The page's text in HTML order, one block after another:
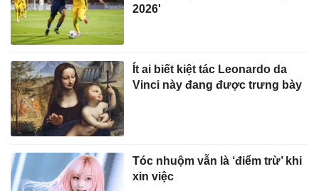
2026'
Ít ai biết kiệt tác Leonardo da
Vinci này đang được trưng bày
Tóc nhuộm vẫn là ‘điểm trừ’ khi
xin việc